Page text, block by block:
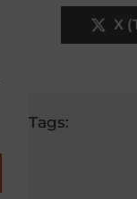
X
Tags: